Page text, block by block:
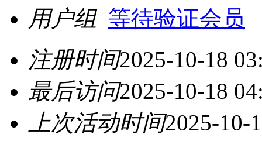
用户组 等待验证会员
注册时间2025-10-18
最后访问2025-10-18
上次活动时间2025-10-